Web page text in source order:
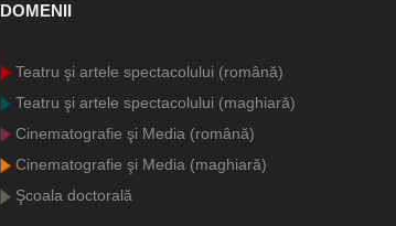
DOMENII
Teatru şi artele spectacolului (română)
Teatru şi artele spectacolului (maghiară)
Cinematografie şi Media (română)
Cinematografie şi Media (maghiară)
Şcoala doctorală